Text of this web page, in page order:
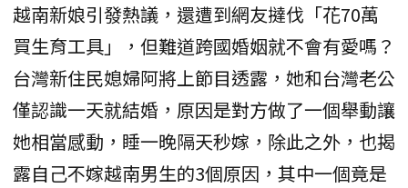
越南新娘引發熱議，還遭到網友撻伐「花70萬
買生育工具」，但難道跨國婚姻就不會有愛嗎？
台灣新住民媳婦阿將上節目透露，她和台灣老公
僅認識一天就結婚，原因是對方做了一個舉動讓
她相當感動，睡一晚隔天秒嫁，除此之外，也揭
露自己不嫁越南男生的3個原因，其中一個竟是